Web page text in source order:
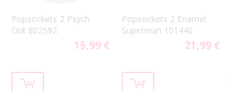
Popsockets 2 Psych
Out 802592
15,99 €
Popsockets 2 Enamel
Superman 101440
21,99 €